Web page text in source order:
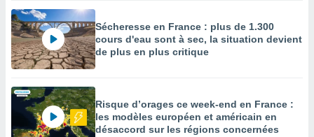
Sécheresse en France : plus de 1.300
cours d'eau sont à sec, la situation devient
de plus en plus critique
Risque d’orages ce week-end en France :
les modèles européen et américain en
désaccord sur les régions concernées